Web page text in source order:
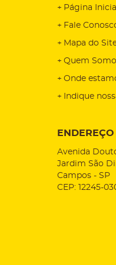
Página Inicial
Fale
Mapa do
Quem
Onde
Indique
ENDEREÇO
Avenida
Jardim São
Campos - SP
CEP: 12245-